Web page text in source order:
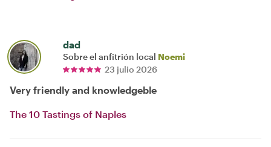
dad
Sobre el anfitrión local Noemi
23 julio 2026
Very friendly and knowledgeble
The 10 Tastings of Naples